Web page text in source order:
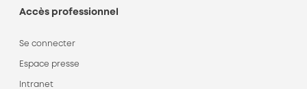
Accès professionnel
Se connecter
Espace presse
Intranet